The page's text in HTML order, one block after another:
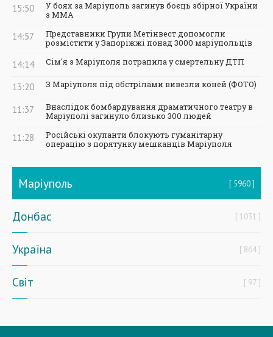
15:50
У боях за Маріуполь загинув боєць збірної України
з ММА
14:57
Представники Групи Метінвест допомогли
розмістити у Запоріжжі понад 3000 маріупольців
14:14 Сім'я з Маріуполя потрапила у смертельну ДТП
13:20 З Маріуполя під обстрілами вивезли коней (ФОТО)
11:37
Внаслідок бомбардування драматичного театру в
Маріуполі загинуло близько 300 людей
11:28
Російські окупанти блокують гуманітарну
операцію з порятунку мешканців Маріуполя
Маріуполь 5960
Донбас 1031
Україна 864
Світ 97